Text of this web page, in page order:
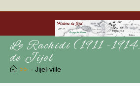
to
Le Rachidi (1911 -
de Jijel
>> - Jijel-ville